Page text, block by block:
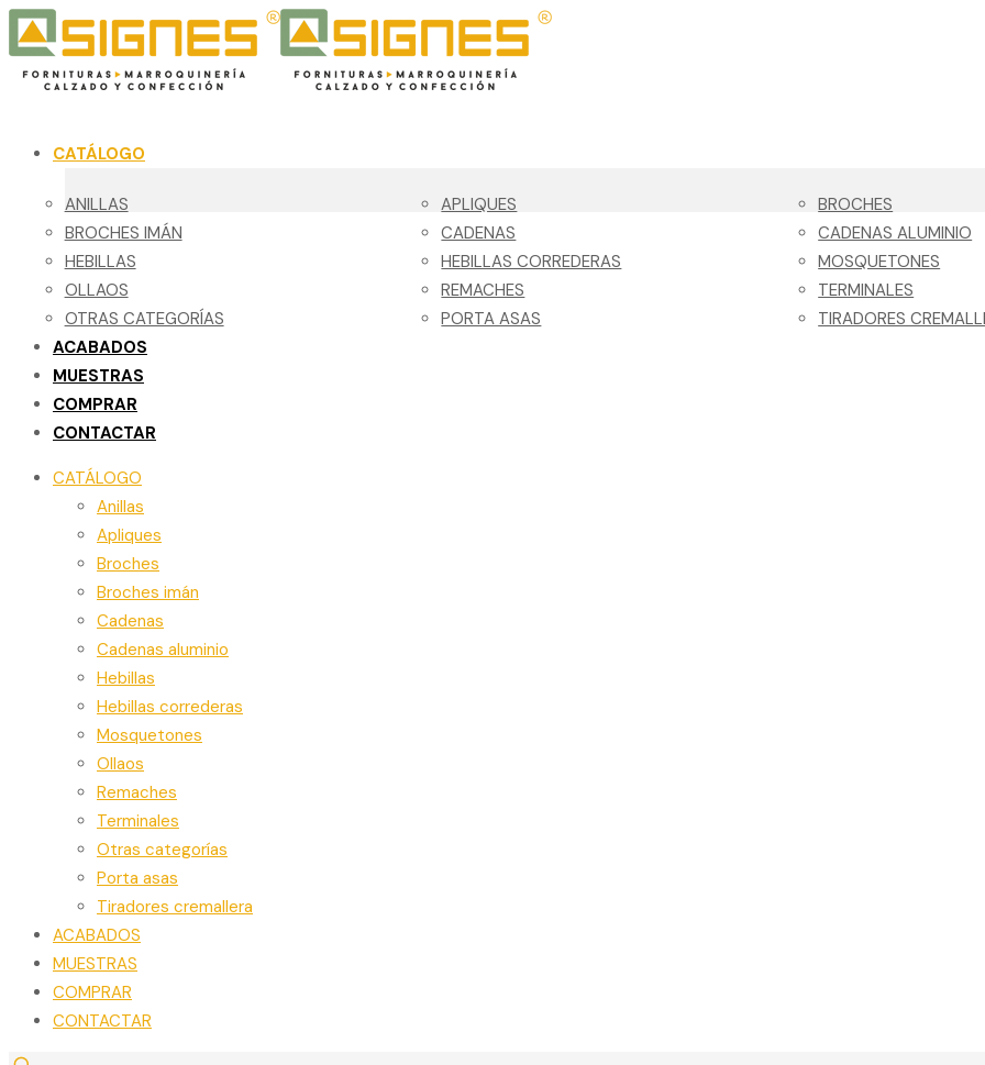
CATÁLOGO
ANILLAS APLIQUES
BROCHES
BROCHES IMÁN
CADENAS
CADENAS ALUMINIO
HEBILLAS
HEBILLAS CORREDERAS
MOSQUETONES
OLLAOS
REMACHES
TERMINALES
OTRAS CATEGORÍAS
PORTA ASAS
TIRADORES
ACABADOS
MUESTRAS
COMPRAR
CONTACTAR
CATÁLOGO
Anillas
Apliques
Broches
Broches imán
Cadenas
Cadenas aluminio
Hebillas
Hebillas correderas
Mosquetones
Ollaos
Remaches
Terminales
Otras categorías
Porta asas
Tiradores cremallera
ACABADOS
MUESTRAS
COMPRAR
CONTACTAR